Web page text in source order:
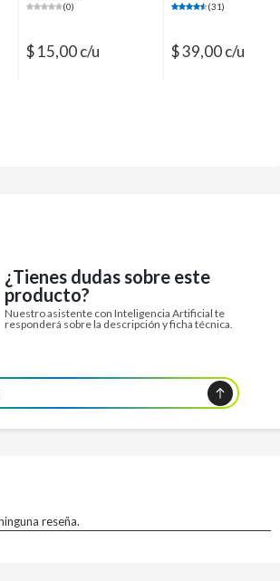
(0)
$ 15,00 c/u
(31)
$ 39,00 c/u
¿Tienes dudas sobre este
producto?
Nuestro asistente con Inteligencia Artificial te
responderá sobre la descripción y ficha técnica.